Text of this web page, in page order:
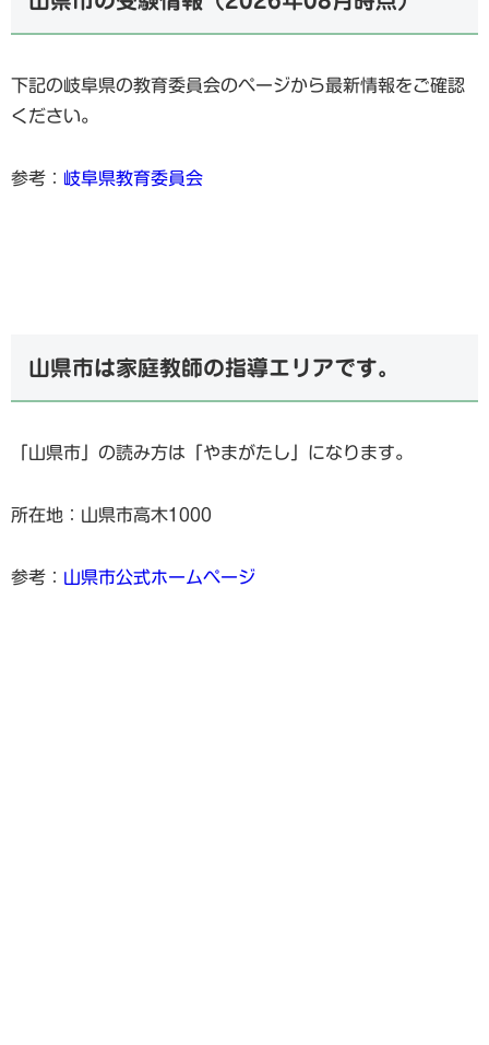
下記の岐阜県の教育委員会のページから最新情報をご確認
ください。
参考： 岐阜県教育委員会
山県市は家庭教師の指導エリアです。
「山県市」の読み方は「やまがたし」になります。
所在地：山県市高木1000
参考： 山県市公式ホームページ